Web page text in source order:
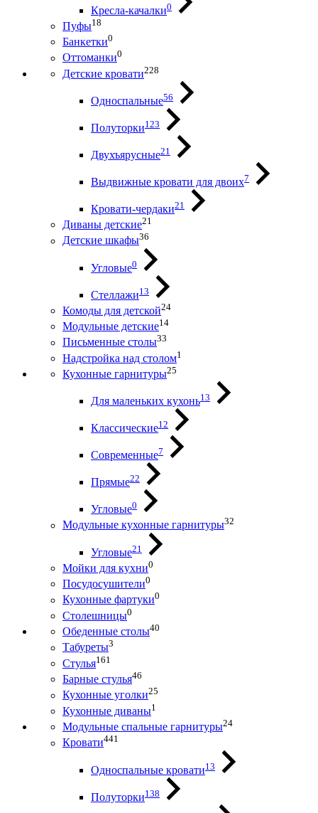
Кресла-качалки0
Пуфы18
Банкетки0
Оттоманки0
Детские кровати228
Односпальные56
Полуторки123
Двухъярусные21
Выдвижные кровати для двоих7
Кровати-чердаки21
Диваны детские21
Детские шкафы36
Угловые0
Стеллажи13
Комоды для детской24
Модульные детские14
Письменные столы33
Надстройка над столом1
Кухонные гарнитуры25
Для маленьких кухонь13
Классические12
Современные7
Прямые22
Угловые0
Модульные кухонные гарнитуры32
Угловые21
Мойки для кухни0
Посудосушители0
Кухонные фартуки0
Столешницы0
Обеденные столы40
Табуреты3
Стулья161
Барные стулья46
Кухонные уголки25
Кухонные диваны1
Модульные спальные гарнитуры24
Кровати441
Односпальные кровати13
Полуторки138